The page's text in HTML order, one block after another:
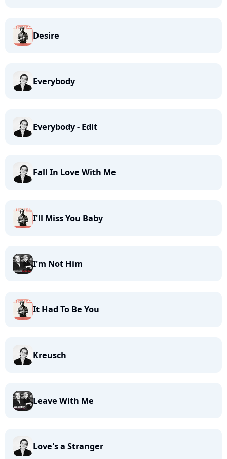
Desire
Everybody
Everybody - Edit
Fall In Love With Me
I'll Miss You Baby
I'm Not Him
It Had To Be You
Kreusch
Leave With Me
Love's a Stranger